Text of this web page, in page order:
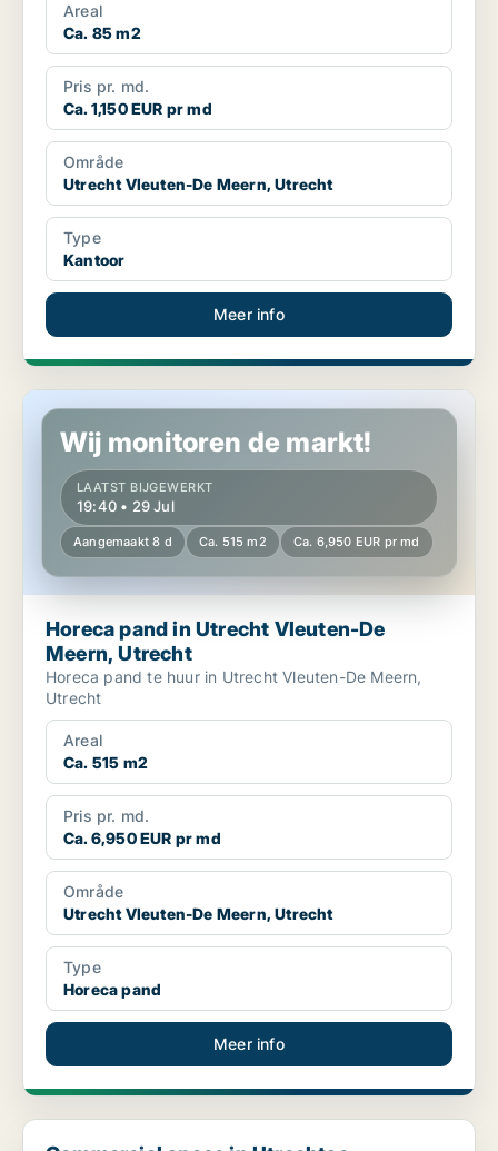
Areal
Ca. 85 m2
Pris pr. md.
Ca. 1,150 EUR pr md
Område
Utrecht Vleuten-De Meern, Utrecht
Type
Kantoor
Meer info
Horeca pand in Utrecht Vleuten-De Meern, Utrecht
Wij monitoren de markt!
LAATST BIJGEWERKT
19:40 • 29 Jul
Aangemaakt 8 d Ca. 515 m2 Ca. 6,950 EUR pr md
Horeca pand in Utrecht Vleuten-De
Meern, Utrecht
Horeca pand te huur in Utrecht Vleuten-De Meern,
Utrecht
Areal
Ca. 515 m2
Pris pr. md.
Ca. 6,950 EUR pr md
Område
Utrecht Vleuten-De Meern, Utrecht
Type
Horeca pand
Meer info
Commercial space in Utrechtse Heuvelrug, Province of Utrecht